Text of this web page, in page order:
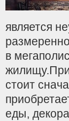
является
в
жилищу.
стоит
еды,